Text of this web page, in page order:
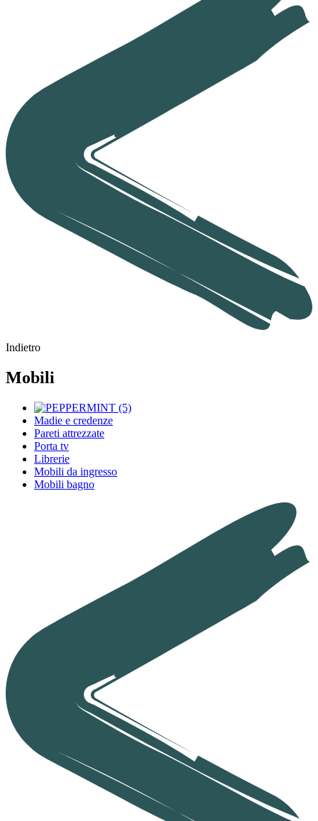
Indietro
Mobili
Madie e credenze
Pareti attrezzate
Porta tv
Librerie
Mobili da ingresso
Mobili bagno